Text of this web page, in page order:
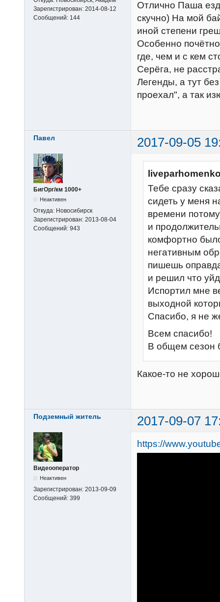
Зарегистрирован: 2014-08-12
Сообщений: 144
Отлично Паша
скучно) На мой
иной степени
Особенно
где, чем и с кем
Серёга, не
Легенды, а тут
проехал", а так
Павел 2017-09-05
БигОрг/км 1000+
Неактивен
Откуда: Новосибирск
Зарегистрирован: 2013-08-04
Сообщений: 943
Тебе сразу
сидеть у меня
времени
и
комфортно
негативным
пишешь
и решил что
Испортил мне
выходной
Спасибо, я не
Всем спасибо!
В общем сезон
Какое-то не
Подземный житель 2017-09-07
Видеооператор
Неактивен
Зарегистрирован: 2013-09-09
Сообщений: 399
https://